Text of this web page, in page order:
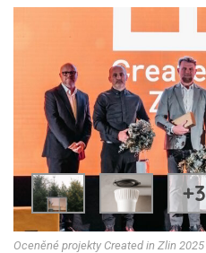
+3
Oceněné projekty Created in Zlin 2025